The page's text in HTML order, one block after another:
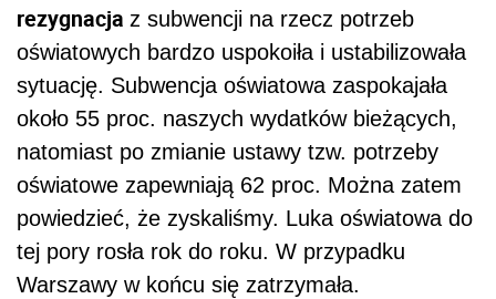
rezygnacja z subwencji na rzecz potrzeb
oświatowych bardzo uspokoiła i ustabilizowała
sytuację. Subwencja oświatowa zaspokajała
około 55 proc. naszych wydatków bieżących,
natomiast po zmianie ustawy tzw. potrzeby
oświatowe zapewniają 62 proc. Można zatem
powiedzieć, że zyskaliśmy. Luka oświatowa do
tej pory rosła rok do roku. W przypadku
Warszawy w końcu się zatrzymała.